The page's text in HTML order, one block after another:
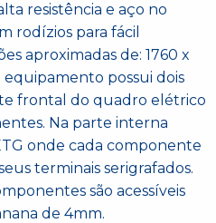
resistência e aço no
rodízios para fácil
aproximadas de: 1760 x
equipamento possui dois
frontal do quadro elétrico
Na parte interna
onde cada componente
terminais serigrafados.
são acessíveis
de 4mm.